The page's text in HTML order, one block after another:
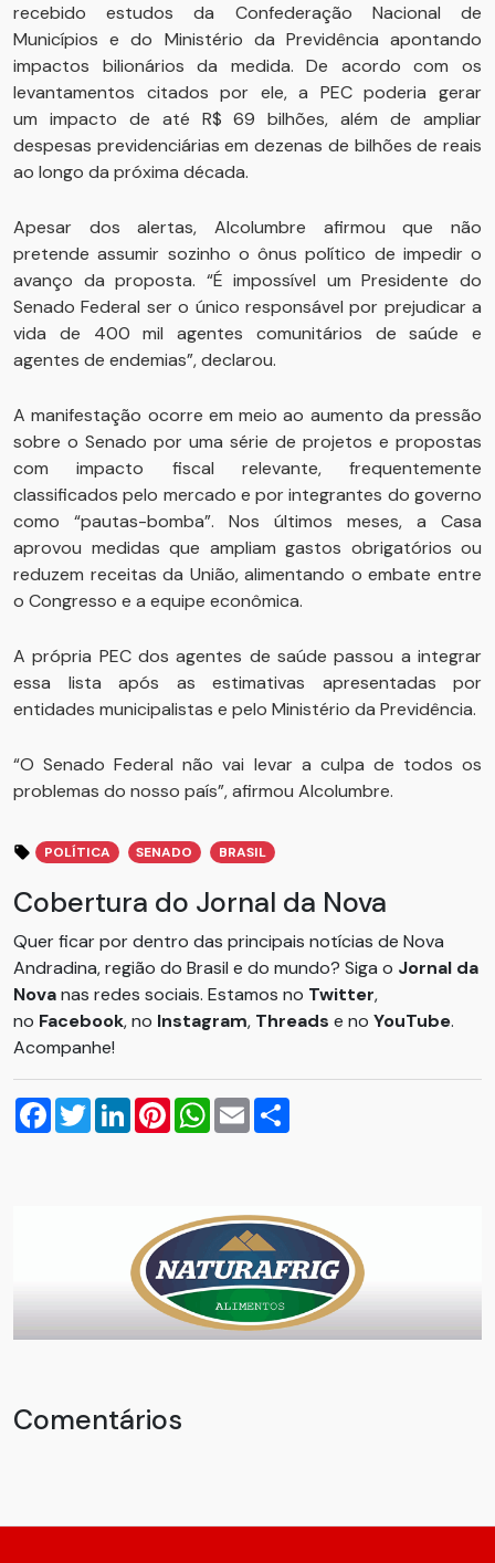
recebido estudos da Confederação Nacional de
Municípios e do Ministério da Previdência apontando
impactos bilionários da medida. De acordo com os
levantamentos citados por ele, a PEC poderia gerar
um impacto de até R$ 69 bilhões, além de ampliar
despesas previdenciárias em dezenas de bilhões de reais
ao longo da próxima década.
Apesar dos alertas, Alcolumbre afirmou que não
pretende assumir sozinho o ônus político de impedir o
avanço da proposta. “É impossível um Presidente do
Senado Federal ser o único responsável por prejudicar a
vida de 400 mil agentes comunitários de saúde e
agentes de endemias”, declarou.
A manifestação ocorre em meio ao aumento da pressão
sobre o Senado por uma série de projetos e propostas
com impacto fiscal relevante, frequentemente
classificados pelo mercado e por integrantes do governo
como “pautas-bomba”. Nos últimos meses, a Casa
aprovou medidas que ampliam gastos obrigatórios ou
reduzem receitas da União, alimentando o embate entre
o Congresso e a equipe econômica.
A própria PEC dos agentes de saúde passou a integrar
essa lista após as estimativas apresentadas por
entidades municipalistas e pelo Ministério da Previdência.
“O Senado Federal não vai levar a culpa de todos os
problemas do nosso país”, afirmou Alcolumbre.
POLÍTICA SENADO BRASIL
Cobertura do Jornal da Nova
Quer ficar por dentro das principais notícias de Nova
Andradina, região do Brasil e do mundo? Siga o Jornal da
Novanas redes sociais. Estamos no Twitter,
no Facebook, no Instagram, Threads e no YouTube.
Acompanhe!
Facebook
TwitterLinkedInPinterestWhatsApp
Email
Comentários